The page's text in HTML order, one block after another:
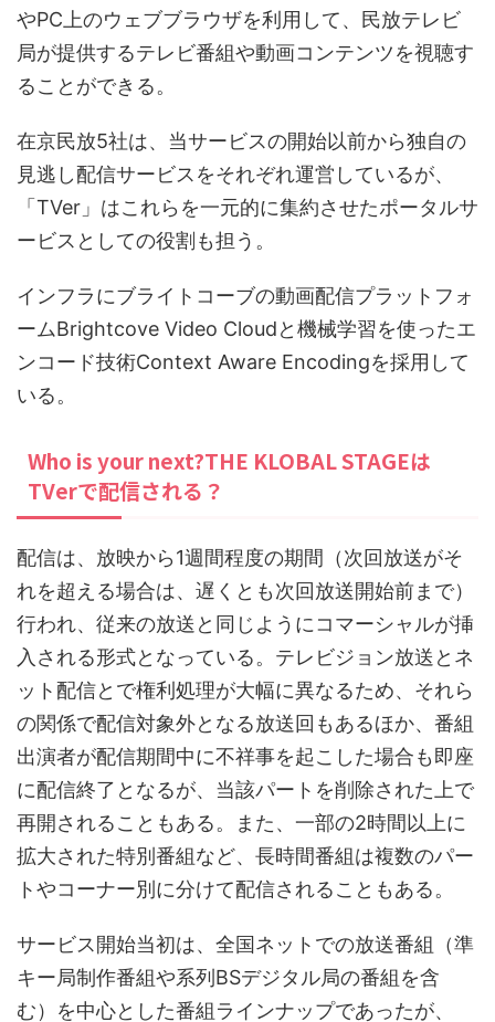
やPC上のウェブブラウザを利用して、民放テレビ
局が提供するテレビ番組や動画コンテンツを視聴す
ることができる。
在京民放5社は、当サービスの開始以前から独自の
見逃し配信サービスをそれぞれ運営しているが、
「TVer」はこれらを一元的に集約させたポータルサ
ービスとしての役割も担う。
インフラにブライトコーブの動画配信プラットフォ
ームBrightcove Video Cloudと機械学習を使ったエ
ンコード技術Context Aware Encodingを採用して
いる。
Who is your next?THE KLOBAL STAGEは
TVerで配信される？
配信は、放映から1週間程度の期間（次回放送がそ
れを超える場合は、遅くとも次回放送開始前まで）
行われ、従来の放送と同じようにコマーシャルが挿
入される形式となっている。テレビジョン放送とネ
ット配信とで権利処理が大幅に異なるため、それら
の関係で配信対象外となる放送回もあるほか、番組
出演者が配信期間中に不祥事を起こした場合も即座
に配信終了となるが、当該パートを削除された上で
再開されることもある。また、一部の2時間以上に
拡大された特別番組など、長時間番組は複数のパー
トやコーナー別に分けて配信されることもある。
サービス開始当初は、全国ネットでの放送番組（準
キー局制作番組や系列BSデジタル局の番組を含
む）を中心とした番組ラインナップであったが、